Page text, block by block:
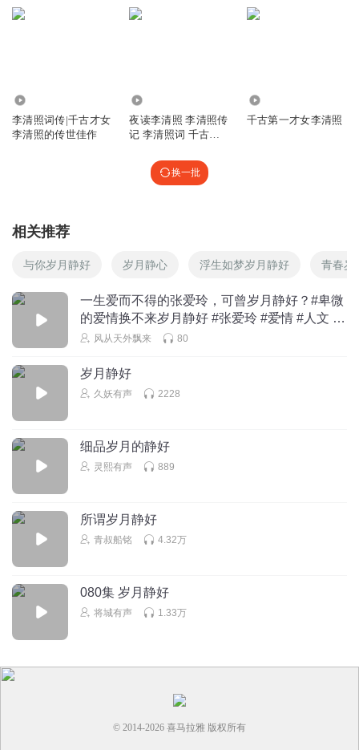
李清照词传|千古才女
李清照的传世佳作
夜读李清照 李清照传
记 李清照词 千古第
千古第一才女李清照
换一批
相关推荐
与你岁月静好 岁月静心 浮生如梦岁月静好 青春岁
一生爱而不得的张爱玲，可曾岁月静好？#卑微
的爱情换不来岁月静好 #张爱玲 #爱情 #人文 #
在抖音学习
风从天外飘来 80
岁月静好
久妖有声 2228
细品岁月的静好
灵熙有声 889
所谓岁月静好
青叔船铭 4.32万
080集 岁月静好
将城有声 1.33万
© 2014-2026 喜马拉雅 版权所有